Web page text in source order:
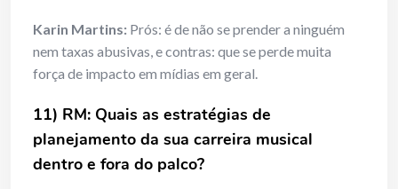
Karin Martins: Prós: é de não se prender a ninguém
nem taxas abusivas, e contras: que se perde muita
força de impacto em mídias em geral.
11) RM: Quais as estratégias de
planejamento da sua carreira musical
dentro e fora do palco?